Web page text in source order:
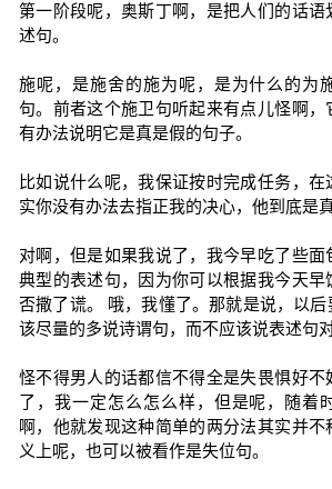
第一阶段呢，奥斯丁啊，是把人们的话语
述句。
施呢，是施舍的施为呢，是为什么的为
句。前者这个施卫句听起来有点儿怪啊，
有办法说明它是真是假的句子。
比如说什么呢，我保证按时完成任务，
实你没有办法去指正我的决心，他到底是
对啊，但是如果我说了，我今早吃了些面
典型的表述句，因为你可以根据我今天早
否撒了谎。 哦，我懂了。那就是说，以
该尽量的多说诗谓句，而不应该说表述句
怪不得男人的话都信不得全是失畏惧好不
了，我一定怎么怎么样，但是呢，随着
啊，他就发现这种简单的两分法其实并不
义上呢，也可以被看作是失位句。